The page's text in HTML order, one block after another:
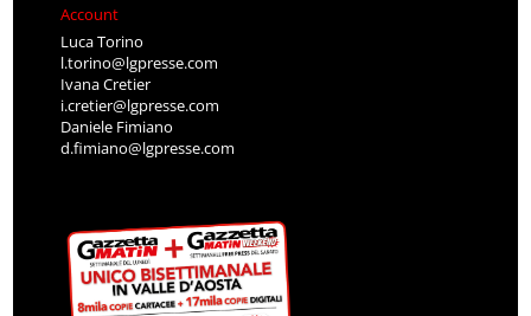
Account
Luca Torino
l.torino@lgpresse.com
Ivana Cretier
i.cretier@lgpresse.com
Daniele Fimiano
d.fimiano@lgpresse.com